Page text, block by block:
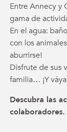
Entre Annecy y
gama de
En el agua:
con los
aburrirse!
Disfrute de sus
familia… ¡Y
Descubra las
colaboradores.